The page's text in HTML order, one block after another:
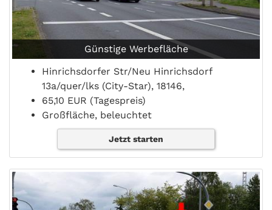
Günstige Werbefläche
Hinrichsdorfer Str/Neu Hinrichsdorf
13a/quer/lks (City-Star), 18146,
65,10 EUR (Tagespreis)
Großfläche, beleuchtet
Jetzt starten